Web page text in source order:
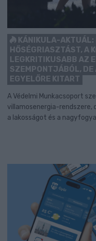
KÁNIKULA-AKTUÁL:
HŐSÉGRIASZTÁST, A
LEGKRITIKUSABB AZ
SZEMPONTJÁBÓL,
EGYELŐRE KITART
A Védelmi Munkacsoport
villamosenergia-rendszere,
a lakosságot és a